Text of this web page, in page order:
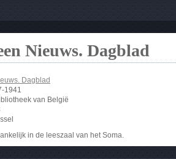
Nieuws. Dagblad
Dagblad
1941
van België
in de leeszaal van het Soma.